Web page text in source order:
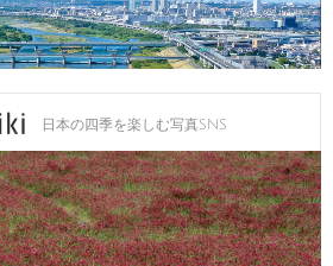
日本の四季を楽しむ写真SNS